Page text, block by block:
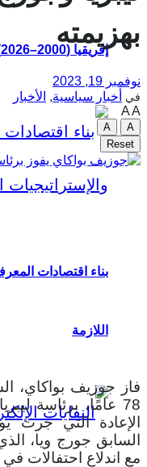
إفريقيا (2000–2026)
بناء اقتصادات
اللازمة
بهزيمته
نوفمبر 19, 2023
في أخبار سياسية, الأخبار
AA
A
A
Reset
فاز جوزيف بواكاي،
78 عامًا، برئاسة
الإعادة التي جرت
السابق جورج ويا،
مع اندلاع احتفالات